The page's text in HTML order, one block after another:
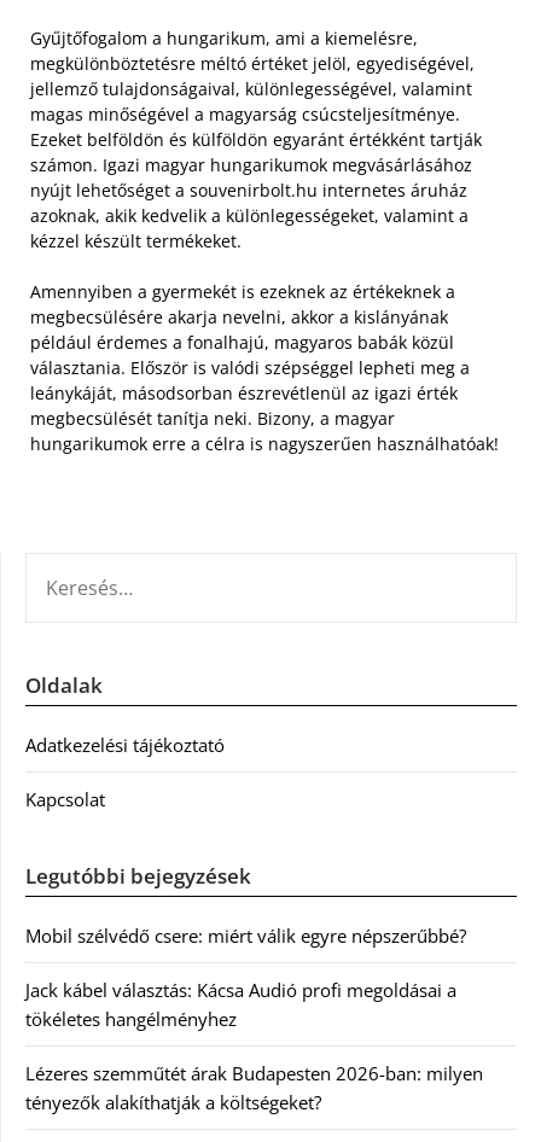
Gyűjtőfogalom a hungarikum, ami a kiemelésre,
megkülönböztetésre méltó értéket jelöl, egyediségével,
jellemző tulajdonságaival, különlegességével, valamint
magas minőségével a magyarság csúcsteljesítménye.
Ezeket belföldön és külföldön egyaránt értékként tartják
számon. Igazi magyar hungarikumok megvásárlásához
nyújt lehetőséget a souvenirbolt.hu internetes áruház
azoknak, akik kedvelik a különlegességeket, valamint a
kézzel készült termékeket.
Amennyiben a gyermekét is ezeknek az értékeknek a
megbecsülésére akarja nevelni, akkor a kislányának
például érdemes a fonalhajú, magyaros babák közül
választania. Először is valódi szépséggel lepheti meg a
leánykáját, másodsorban észrevétlenül az igazi érték
megbecsülését tanítja neki. Bizony, a magyar
hungarikumok erre a célra is nagyszerűen használhatóak!
Oldalak
Adatkezelési tájékoztató
Kapcsolat
Legutóbbi bejegyzések
Mobil szélvédő csere: miért válik egyre népszerűbbé?
Jack kábel választás: Kácsa Audió profi megoldásai a
tökéletes hangélményhez
Lézeres szemműtét árak Budapesten 2026-ban: milyen
tényezők alakíthatják a költségeket?